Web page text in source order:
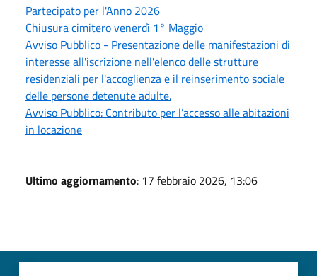
Partecipato per l'Anno 2026
Chiusura cimitero venerdì 1° Maggio
Avviso Pubblico - Presentazione delle manifestazioni di
interesse all'iscrizione nell'elenco delle strutture
residenziali per l'accoglienza e il reinserimento sociale
delle persone detenute adulte.
Avviso Pubblico: Contributo per l’accesso alle abitazioni
in locazione
Ultimo aggiornamento: 17 febbraio 2026, 13:06